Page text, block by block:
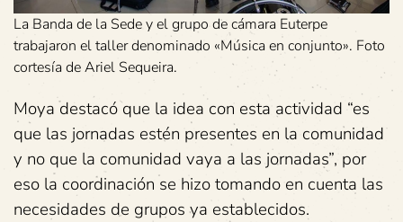
La Banda de la Sede y el grupo de cámara Euterpe
trabajaron el taller denominado «Música en conjunto». Foto
cortesía de Ariel Sequeira.
Moya destacó que la idea con esta actividad “es
que las jornadas estén presentes en la comunidad
y no que la comunidad vaya a las jornadas”, por
eso la coordinación se hizo tomando en cuenta las
necesidades de grupos ya establecidos.